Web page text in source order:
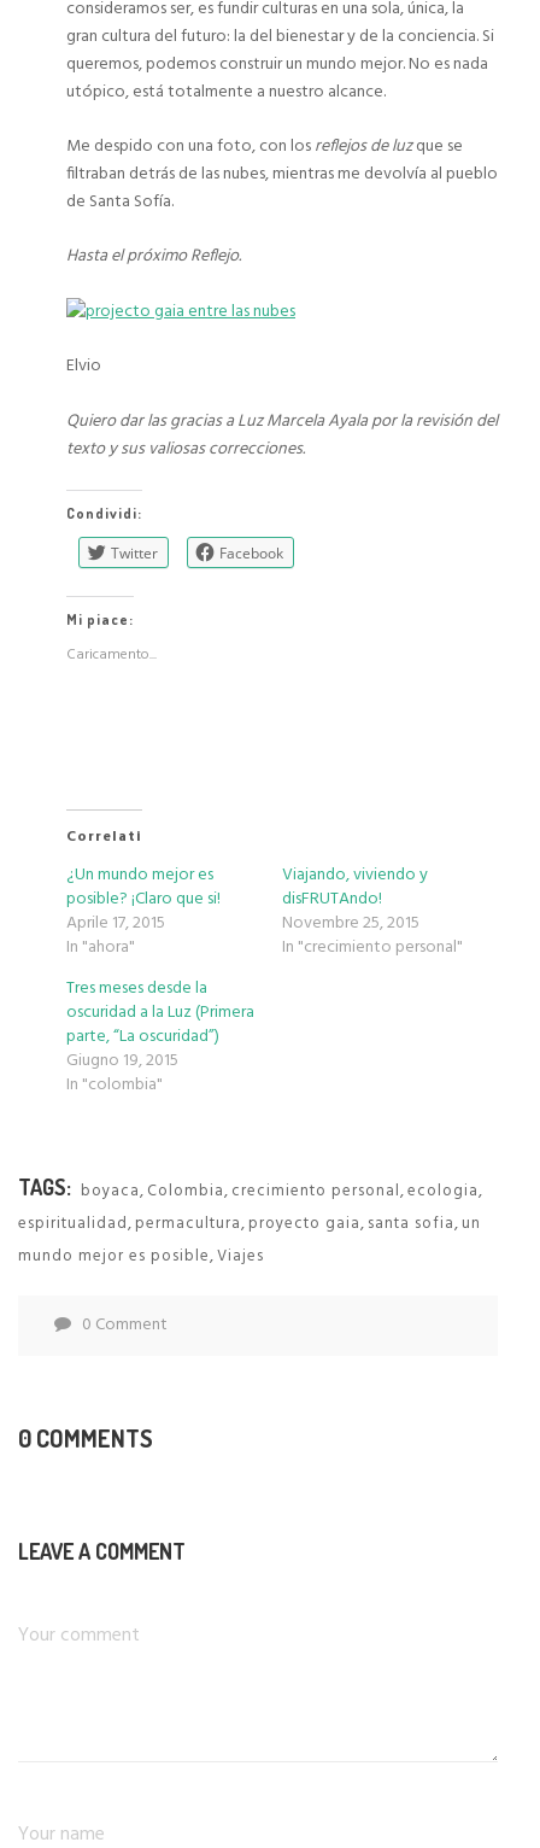
consideramos ser, es fundir culturas en una sola, única, la
gran cultura del futuro: la del bienestar y de la conciencia. Si
queremos, podemos construir un mundo mejor. No es nada
utópico, está totalmente a nuestro alcance.
Me despido con una foto, con losreflejos de luzque se
filtraban detrás de las nubes, mientras me devolvía al pueblo
de Santa Sofía.
Hasta el próximo Reflejo.
Elvio
Quiero dar las gracias a Luz Marcela Ayala por la revisión del
texto y sus valiosas correcciones.
Condividi:
Twitter Facebook
Mi piace:
Caricamento...
Correlati
¿Un mundo mejor es
posible? ¡Claro que si!
Aprile 17, 2015
In "ahora"
Viajando, viviendo y
disFRUTAndo!
Novembre 25, 2015
In "crecimiento personal"
Tres meses desde la
oscuridad a la Luz (Primera
parte, “La oscuridad”)
Giugno 19, 2015
In "colombia"
TAGS: boyaca,Colombia,crecimiento personal,ecologia,
espiritualidad,permacultura,proyecto gaia,santa sofia,un
mundo mejor es posible,Viajes
0 Comment
0 COMMENTS
LEAVE A COMMENT